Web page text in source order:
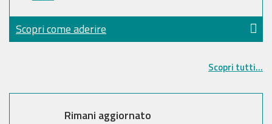
Scopri come aderire
Scopri tutti...
Rimani aggiornato